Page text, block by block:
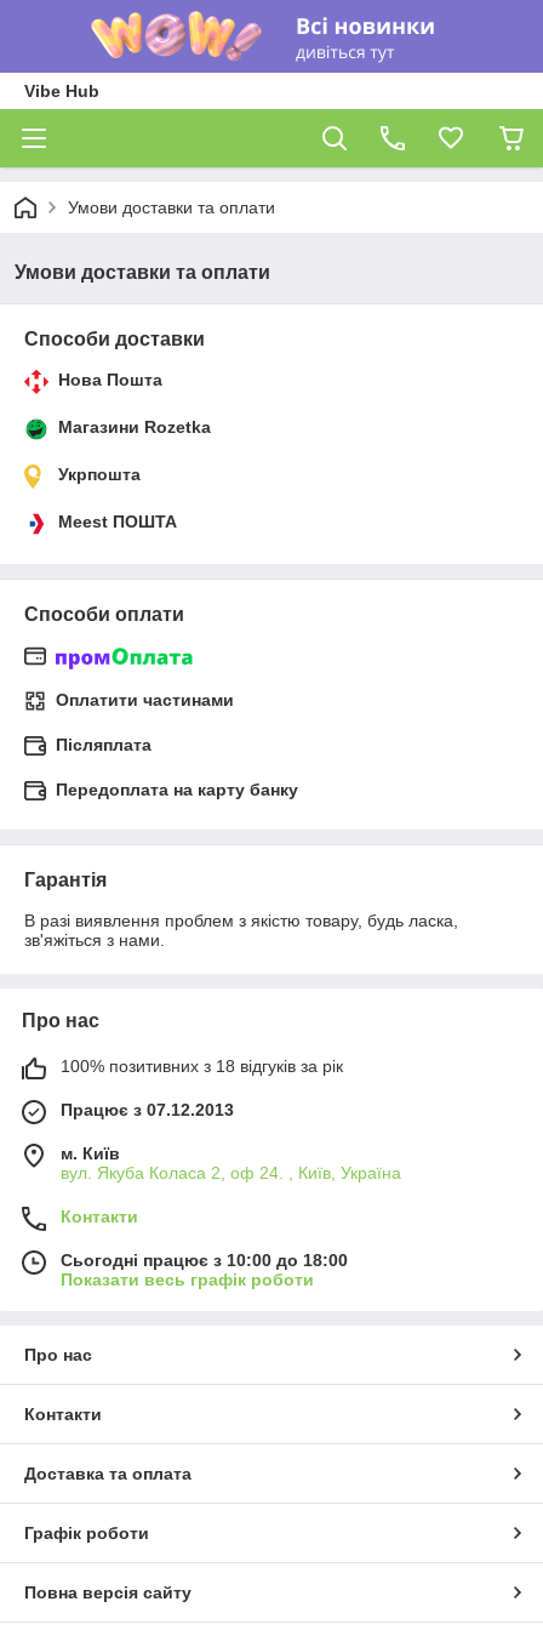
Vibe Hub
Умови доставки та оплати
Умови доставки та оплати
Способи доставки
Нова Пошта
Магазини Rozetka
Укрпошта
Meest ПОШТА
Способи оплати
Оплатити частинами
Післяплата
Передоплата на карту банку
Гарантія
В разі виявлення проблем з якістю товару, будь ласка,
зв'яжіться з нами.
Про нас
100% позитивних з 18 відгуків за рік
Працює з 07.12.2013
м. Київ
вул. Якуба Коласа 2, оф 24. , Київ, Україна
Контакти
Сьогодні працює з 10:00 до 18:00
Показати весь графік роботи
Про нас
Контакти
Доставка та оплата
Графік роботи
Повна версія сайту